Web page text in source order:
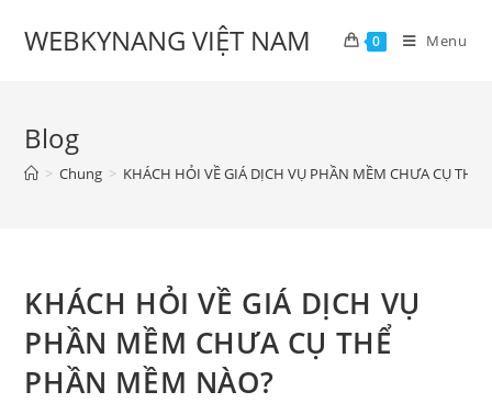
WEBKYNANG VIỆT NAM 0 Menu
Blog
> Chung > KHÁCH HỎI VỀ GIÁ DỊCH VỤ PHẦN MỀM CHƯA CỤ THỂ
KHÁCH HỎI VỀ GIÁ DỊCH VỤ
PHẦN MỀM CHƯA CỤ THỂ
PHẦN MỀM NÀO?